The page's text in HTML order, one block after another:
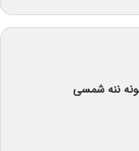
ننه شمسی